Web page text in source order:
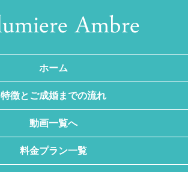
ホーム
特徴とご成婚までの流れ
動画一覧へ
料金プラン一覧